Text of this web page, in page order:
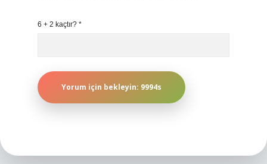
6 + 2 kaçtır? *